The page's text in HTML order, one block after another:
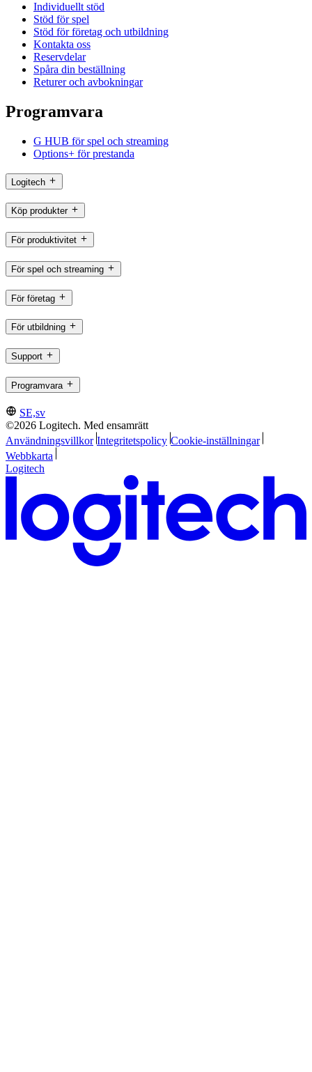
Individuellt stöd
Stöd för spel
Stöd för företag och utbildning
Kontakta oss
Reservdelar
Spåra din beställning
Returer och avbokningar
Programvara
G HUB för spel och streaming
Options+ för prestanda
Logitech
Köp produkter
För produktivitet
För spel och streaming
För företag
För utbildning
Support
Programvara
SE,sv
©2026 Logitech. Med ensamrätt
Användningsvillkor Integritetspolicy Cookie-inställningar
Webbkarta
Logitech